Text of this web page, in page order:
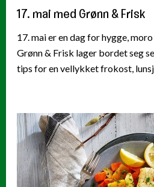
17. mai med Grønn & Frisk
17. mai er en dag for hygge,
Grønn & Frisk lager bordet seg
tips for en vellykket frokost,